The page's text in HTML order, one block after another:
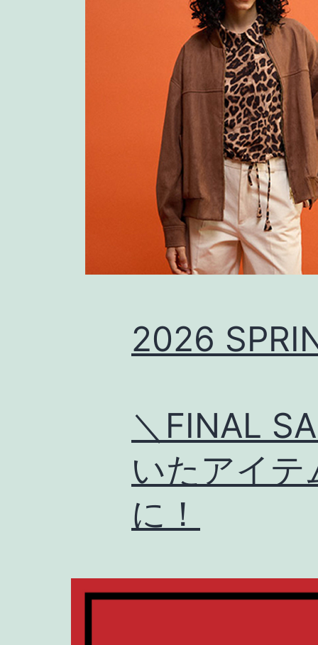
2026
＼FINAL
いたアイ
に！